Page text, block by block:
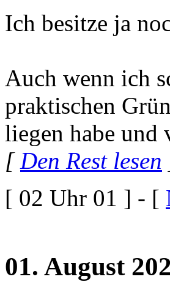
Ich besitze ja
Auch wenn ich
praktischen
liegen habe und
[Den Rest lesen
[ 02 Uhr 01 ] - [
01. August